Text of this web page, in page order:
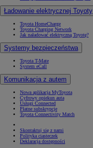
Ładowanie elektrycznej Toyoty
Toyota HomeCharge
Toyota Charging Network
Jak naładować elektryczną Toyotę?
Systemy bezpieczeństwa
Toyota T-Mate
System eCall
Komunikacja z autem
Nowa aplikacja MyToyota
Cyfrowy opiekun auta
Usługi Connected
Płatne subskrypcje
Toyota Connectivity Match
Skontaktuj się z nami
Polityka ciasteczek
Deklaracja dostępności